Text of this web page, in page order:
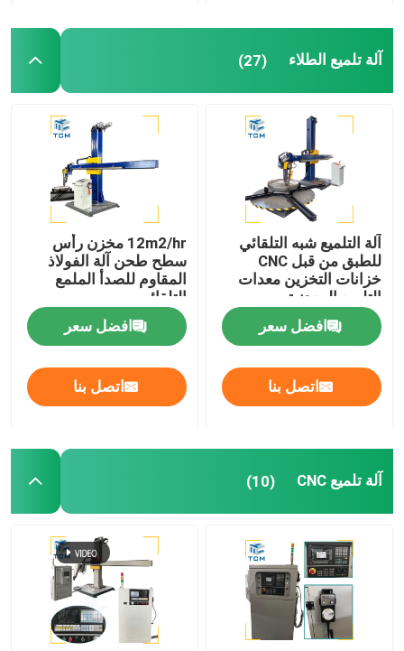
آلة تلميع الطلاء (27)
آلة التلميع شبه التلقائي
للطبق من قبل CNC
خزانات التخزين معدات
التلميع المعدنية
افضل سعر
اتصل بنا
12m2/hr مخزن رأس
سطح طحن آلة الفولاذ
المقاوم للصدأ الملمع
التلقائي
افضل سعر
اتصل بنا
آلة تلميع CNC (10)